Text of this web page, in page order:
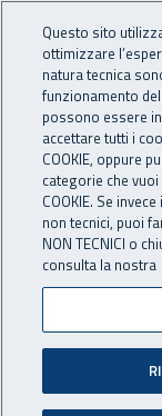
INAIL
Navigazione - Ti
Home Istituto
Prossime evoluzioni
Nell'ambito
sono
Questo sito
ottimizzare
natura tecnica
funzionamento
possono essere
accettare tutti i
COOKIE, oppure
categorie che vuoi
COOKIE. Se
non tecnici, puoi
NON TECNICI o
consulta la nostra